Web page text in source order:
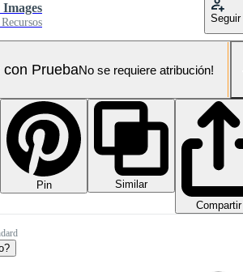
Seguir
con PruebaNo se requiere atribución!
Pin
Similar
Compartir